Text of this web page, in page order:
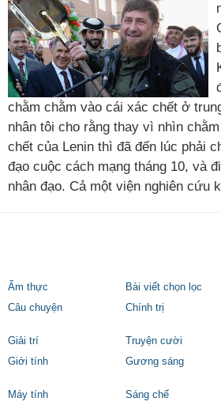
chằm chằm vào cái xác chết ở
nhân tôi cho rằng thay vì nhìn
chết của Lenin thì đã đến lúc phải
đạo cuộc cách mạng tháng 10, và
nhân đạo. Cả một viện nghiên cứu
Ẩm thực Bài viết chọn lọc
Câu chuyện
Chính trị
Giải trí
Truyện cười
Giới tính
Gương sáng
Máy tính
Sáng chế